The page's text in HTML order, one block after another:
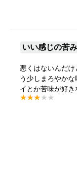
いい感じの苦み
悪くはないんだ
う少しまろやか
イとか苦味が好